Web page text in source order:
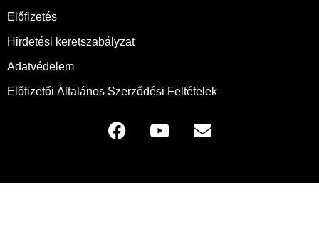
Előfizetés
Hirdetési keretszabályzat
Adatvédelem
Előfizetői Általános Szerződési Feltételek